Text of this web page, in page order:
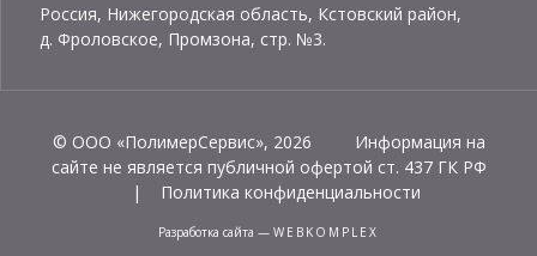
Россия, Нижегородская область, Кстовский район,
д. Фроловское, Промзона, стр. №3.
© ООО «ПолимерСервис», 2026 Информация на
сайте не является публичной офертой ст. 437 ГК РФ
| Политика конфиденциальности
разработка сайта — WEBKOMPLEX